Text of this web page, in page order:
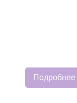
Подробнее